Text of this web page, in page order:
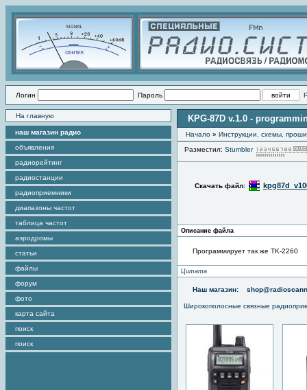
Логин Пароль
На главную
наш магазин радио
объявления
радиорейтинг
радиостанции
радиоприемники
диапазоны частот
таблица частот
аэродромы
статьи
файлы
форум
фото
карта сайта
поиск
поиск
KPG-87D v.1.0 -
Начало » Инструкции, схемы,
Разместил: Stumbler
Скачать файл:
Описание файла
Программирует так же TK-2260
Цитата
Наш магазин:
Широкополосные связные